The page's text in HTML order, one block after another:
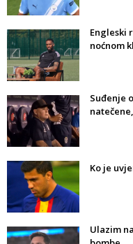
Engleski
noćnom
Suđenje
Ko je
Ulazim